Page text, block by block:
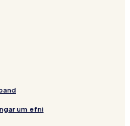
um efni